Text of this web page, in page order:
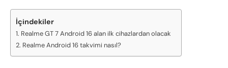
İçindekiler
Realme GT 7 Android 16 alan ilk cihazlardan olacak
Realme Android 16 takvimi nasıl?